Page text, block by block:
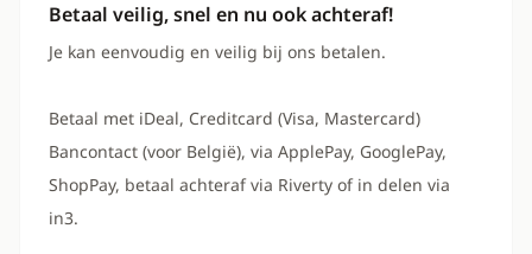
Betaal veilig, snel en nu ook achteraf!
Je kan eenvoudig en veilig bij ons betalen.
Betaal met iDeal, Creditcard (Visa, Mastercard)
Bancontact (voor België), via ApplePay, GooglePay,
ShopPay, betaal achteraf via Riverty of in delen via
in3.